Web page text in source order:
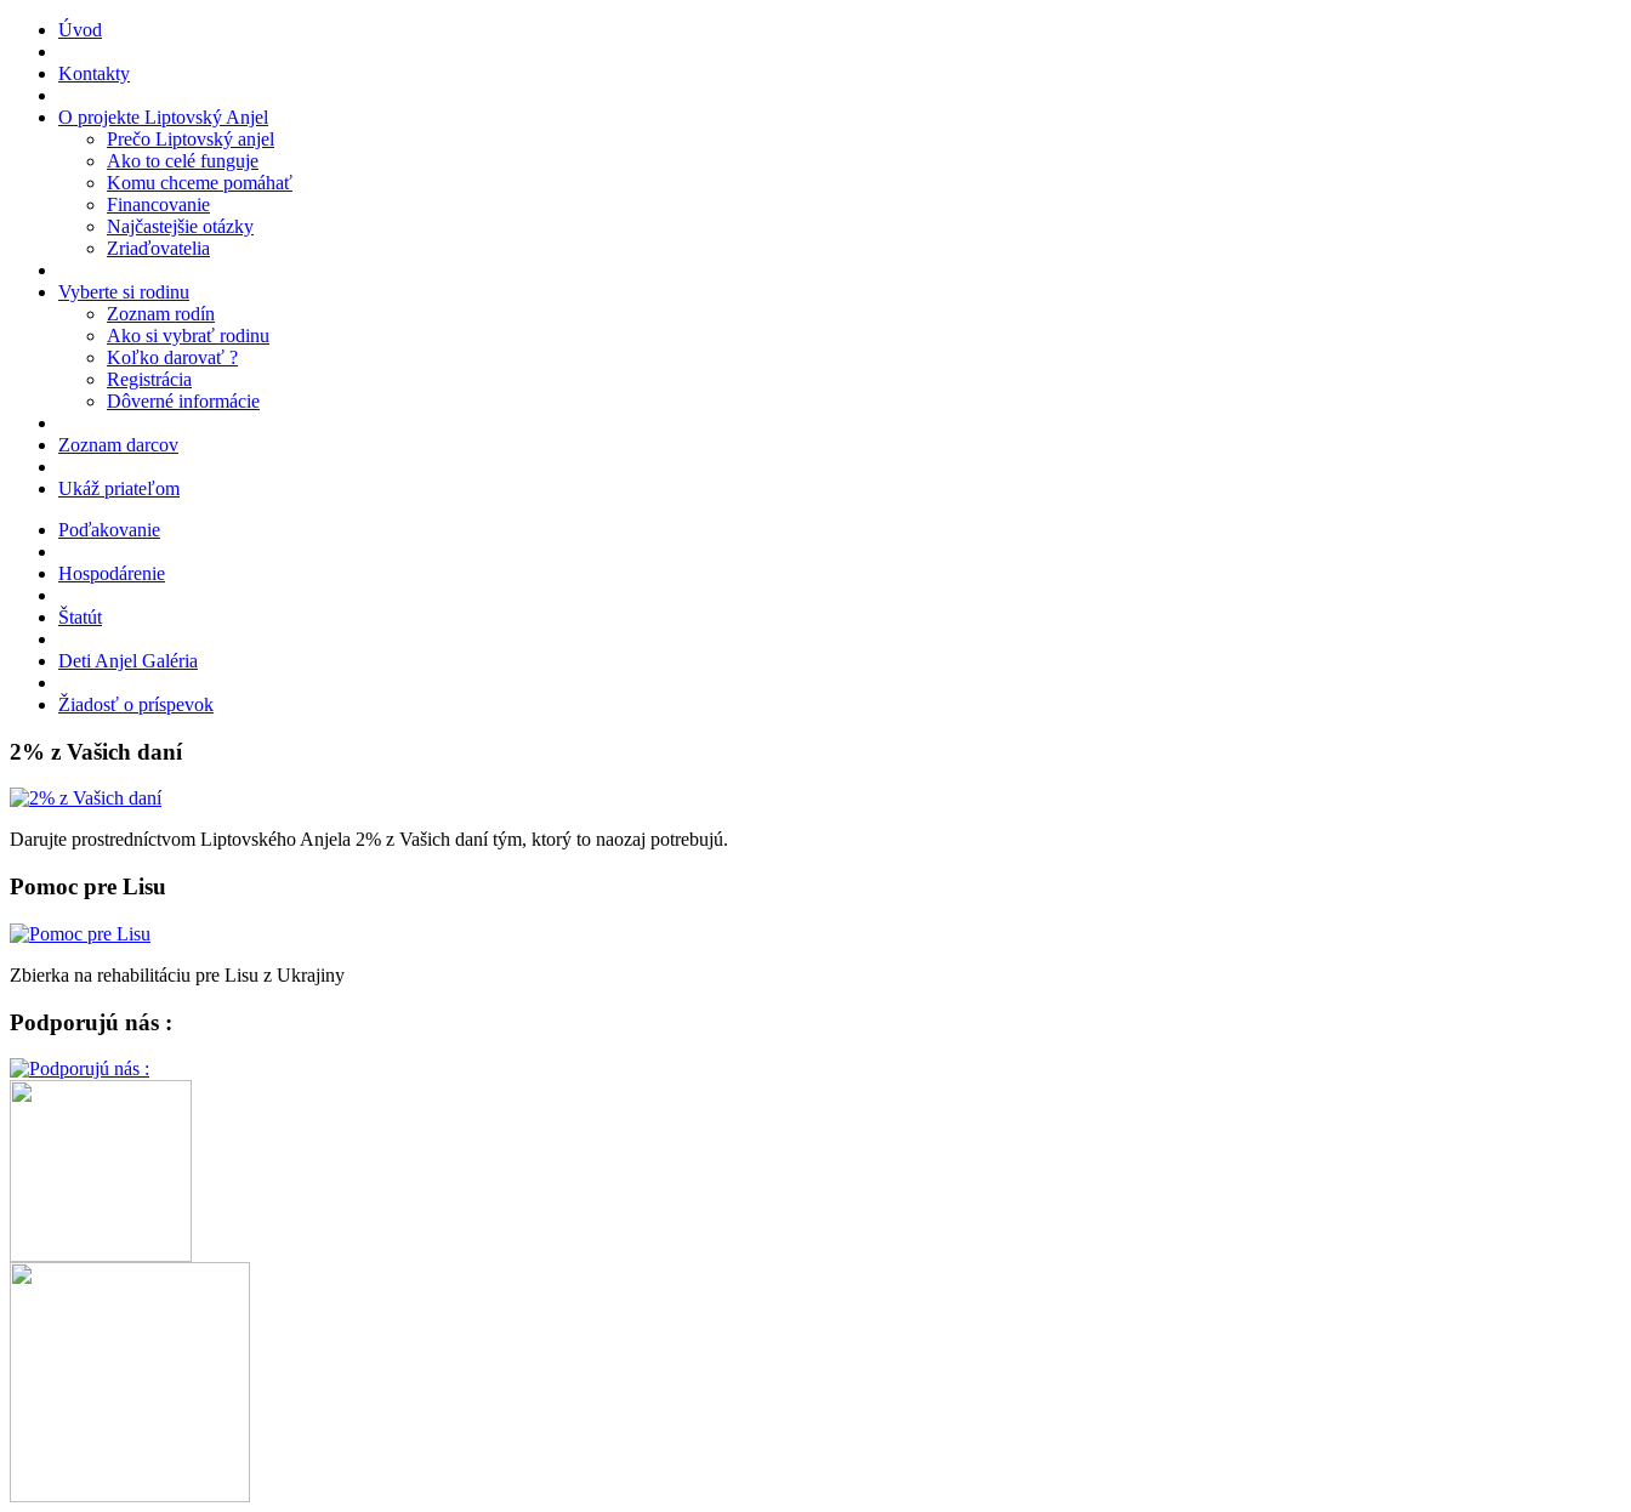
Úvod
Kontakty
O projekte Liptovský Anjel
Prečo Liptovský anjel
Ako to celé funguje
Komu chceme pomáhať
Financovanie
Najčastejšie otázky
Zriaďovatelia
Vyberte si rodinu
Zoznam rodín
Ako si vybrať rodinu
Koľko darovať ?
Registrácia
Dôverné informácie
Zoznam darcov
Ukáž priateľom
Poďakovanie
Hospodárenie
Štatút
Deti Anjel Galéria
Žiadosť o príspevok
2% z Vašich daní
Darujte prostredníctvom Liptovského Anjela 2% z Vašich daní tým, ktorý to naozaj potrebujú.
Pomoc pre Lisu
Zbierka na rehabilitáciu pre Lisu z Ukrajiny
Podporujú nás :